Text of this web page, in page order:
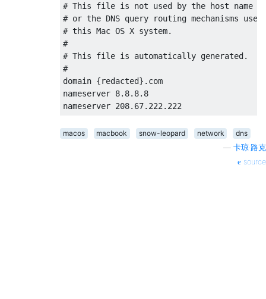
# This file is not used by the host name
# or the DNS query routing mechanisms
# this Mac OS X system.
#
# This file is automatically generated.
#
domain {redacted}.com
nameserver 8.8.8.8
macos macbook snow-leopard network
dns
卡琼·路克
source